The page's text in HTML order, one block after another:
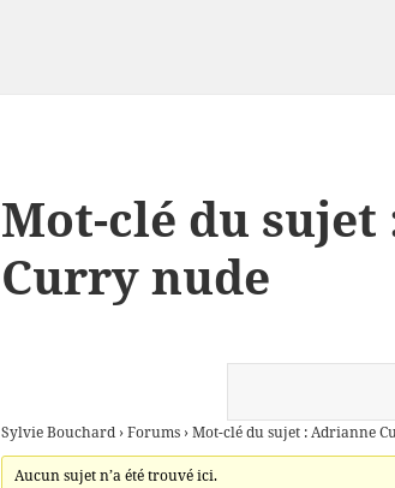
Mot-clé du
Curry nude
Sylvie Bouchard ›Forums ›Mot-clé du sujet : Adrianne
Aucun sujet n’a été trouvé ici.